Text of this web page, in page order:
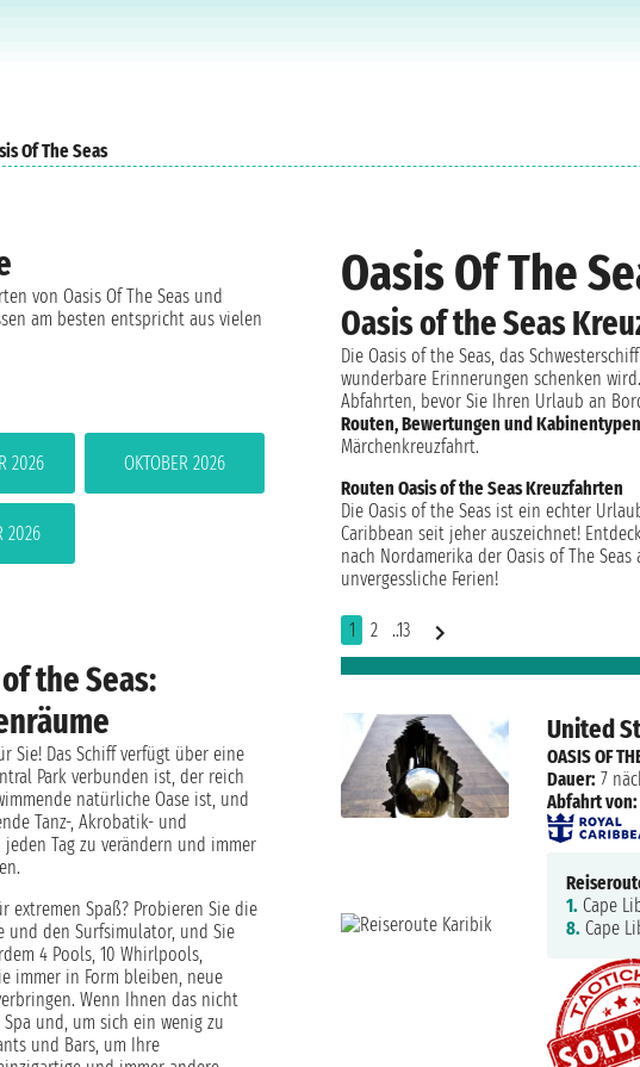
Of The Seas
Oasis Of The
Oasis of the Seas
Die Oasis of the Seas, das
wunderbare Erinnerungen schenken
Abfahrten, bevor Sie Ihren Urlaub an
Routen, Bewertungen und Kabinentypen
Märchenkreuzfahrt.
Routen Oasis of the Seas Kreuzfahrten
Die Oasis of the Seas ist ein echter
Caribbean seit jeher auszeichnet!
nach Nordamerika der Oasis of The
unvergessliche Ferien!
1 2 ..13
United
OASIS OF
Dauer: 7
Abfahrt von:
1. Cape
8. Cape
von Oasis Of The Seas und
am besten entspricht aus vielen
2026 OKTOBER 2026
2026
the Seas:
Sie! Das Schiff verfügt über eine
Park verbunden ist, der reich
natürliche Oase ist, und
Tanz-, Akrobatik- und
Tag zu verändern und immer
extremen Spaß? Probieren Sie die
und den Surfsimulator, und Sie
4 Pools, 10 Whirlpools,
immer in Form bleiben, neue
Wenn Ihnen das nicht
und, um sich ein wenig zu
und Bars, um Ihre